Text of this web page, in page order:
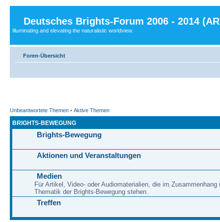
Deutsches Brights-Forum 2006 - 2014
Illuminating and elevating the naturalistic worldview.
Foren-Übersicht
Unbeantwortete Themen • Aktive Themen
BRIGHTS-BEWEGUNG
Brights-Bewegung
Aktionen und Veranstaltungen
Medien
Für Artikel, Video- oder Audiomaterialien, die im Zusammenhang
Thematik der Brights-Bewegung stehen.
Treffen